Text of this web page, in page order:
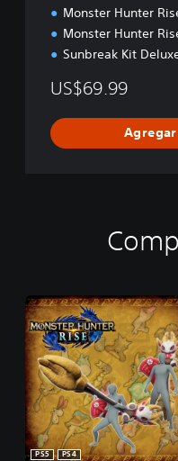
Monster Hunter
Monster Hunter
Sunbreak Kit
US$69.99
PS5
PS4